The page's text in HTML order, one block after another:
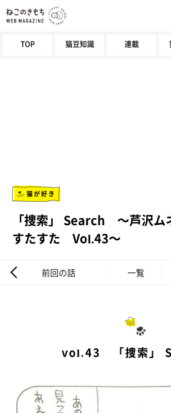
TOP 猫豆知識 連載
猫が好き
「捜索」 Search ～芦沢ム
すたすた Vol.43～
前回の話 一覧
vol.43 「捜索」